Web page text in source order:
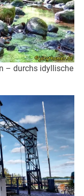
– durchs idyllische